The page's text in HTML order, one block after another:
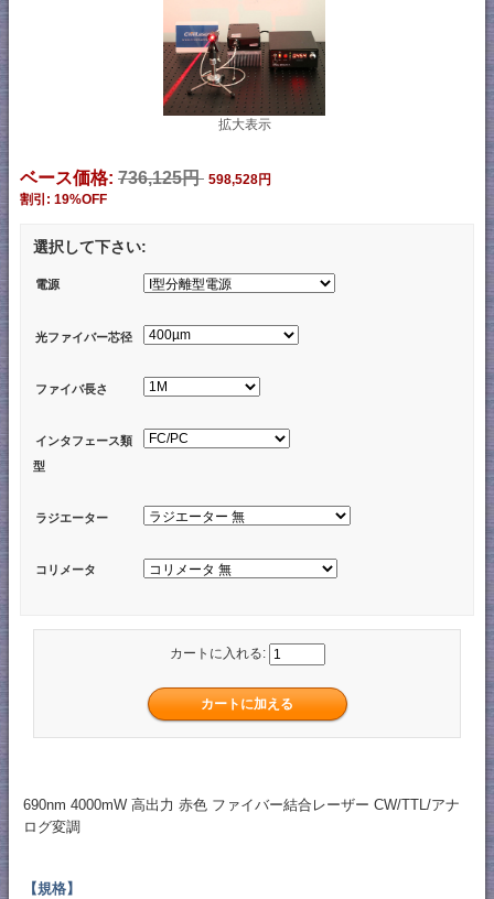
拡大表示
ベース価格: 736,125円 598,528円
割引: 19%OFF
選択して下さい:
電源
光ファイバー芯径
ファイバ長さ
インタフェース類
型
ラジエーター
コリメータ
カートに入れる:
690nm 4000mW 高出力 赤色 ファイバー結合レーザー CW/TTL/アナ
ログ変調
【規格】